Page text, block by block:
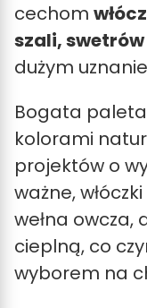
cechom
szali,
dużym
Bogata
kolorami
projektów o
ważne,
wełna owcza,
cieplną, co
wyborem na